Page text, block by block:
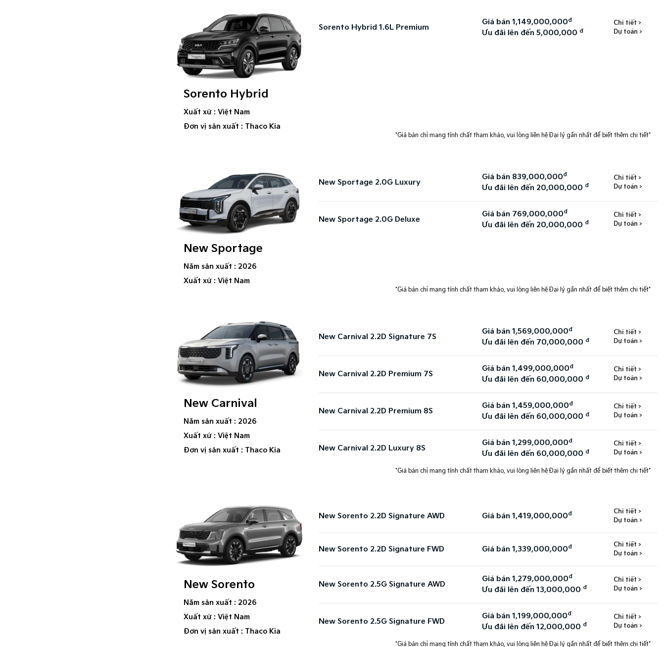
Sorento Hybrid
Xuất xứ : Việt Nam
Đơn vị sản xuất : Thaco Kia
Sorento Hybrid 1.6L Premium
Giá bán 1,149,000,000đ
Ưu đãi lên đến 5,000,000 đ
Chi tiết >
Dự toán >
*Giá bán chỉ mang tính chất tham khảo, vui lòng liên hệ Đại lý gần nhất để biết thêm chi tiết*
New Sportage
Năm sản xuất : 2026
Xuất xứ : Việt Nam
New Sportage 2.0G Luxury
Giá bán 839,000,000đ
Ưu đãi lên đến 20,000,000 đ
Chi tiết >
Dự toán >
New Sportage 2.0G Deluxe
Giá bán 769,000,000đ
Ưu đãi lên đến 20,000,000 đ
Chi tiết >
Dự toán >
*Giá bán chỉ mang tính chất tham khảo, vui lòng liên hệ Đại lý gần nhất để biết thêm chi tiết*
New Carnival
Năm sản xuất : 2026
Xuất xứ : Việt Nam
Đơn vị sản xuất : Thaco Kia
New Carnival 2.2D Signature 7S​
Giá bán 1,569,000,000đ
Ưu đãi lên đến 70,000,000 đ
Chi tiết >
Dự toán >
New Carnival 2.2D Premium 7S​
Giá bán 1,499,000,000đ
Ưu đãi lên đến 60,000,000 đ
Chi tiết >
Dự toán >
New Carnival 2.2D Premium 8S​
Giá bán 1,459,000,000đ
Ưu đãi lên đến 60,000,000 đ
Chi tiết >
Dự toán >
New Carnival 2.2D Luxury 8S​
Giá bán 1,299,000,000đ
Ưu đãi lên đến 60,000,000 đ
Chi tiết >
Dự toán >
*Giá bán chỉ mang tính chất tham khảo, vui lòng liên hệ Đại lý gần nhất để biết thêm chi tiết*
New Sorento
Năm sản xuất : 2026
Xuất xứ : Việt Nam
Đơn vị sản xuất : Thaco Kia
New Sorento 2.2D Signature AWD Giá bán 1,419,000,000đ
Chi tiết >
Dự toán >
New Sorento 2.2D Signature FWD Giá bán 1,339,000,000đ
Chi tiết >
Dự toán >
New Sorento 2.5G Signature AWD
Giá bán 1,279,000,000đ
Ưu đãi lên đến 13,000,000 đ
Chi tiết >
Dự toán >
New Sorento 2.5G Signature FWD
Giá bán 1,199,000,000đ
Ưu đãi lên đến 12,000,000 đ
Chi tiết >
Dự toán >
*Giá bán chỉ mang tính chất tham khảo, vui lòng liên hệ Đại lý gần nhất để biết thêm chi tiết*